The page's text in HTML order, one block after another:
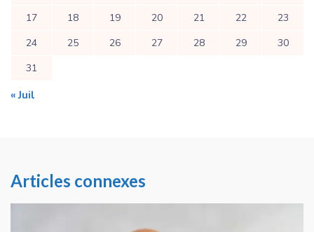
17
18 19 20 21 22
23
24
25 26 27 28 29
30
31
« Juil
Articles connexes